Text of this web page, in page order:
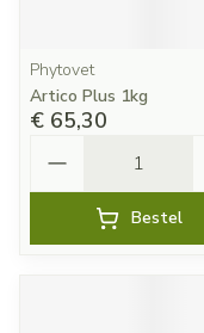
Phytovet
Artico Plus 1kg
€ 65,30
Bestel